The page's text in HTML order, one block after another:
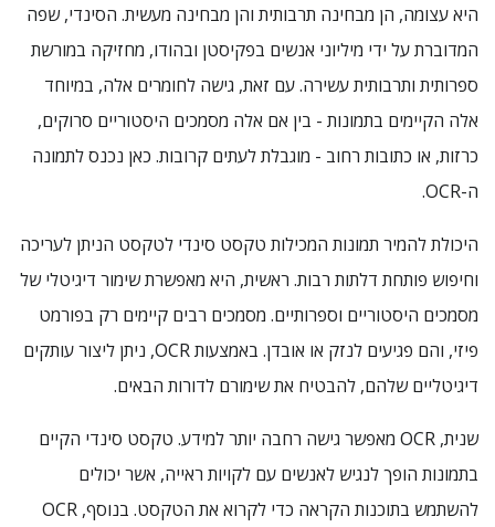
היא עצומה, הן מבחינה תרבותית והן מבחינה מעשית. הסינדי, שפה
המדוברת על ידי מיליוני אנשים בפקיסטן ובהודו, מחזיקה במורשת
ספרותית ותרבותית עשירה. עם זאת, גישה לחומרים אלה, במיוחד
אלה הקיימים בתמונות - בין אם אלה מסמכים היסטוריים סרוקים,
כרזות, או כתובות רחוב - מוגבלת לעתים קרובות. כאן נכנס לתמונה
ה-OCR.
היכולת להמיר תמונות המכילות טקסט סינדי לטקסט הניתן לעריכה
וחיפוש פותחת דלתות רבות. ראשית, היא מאפשרת שימור דיגיטלי של
מסמכים היסטוריים וספרותיים. מסמכים רבים קיימים רק בפורמט
פיזי, והם פגיעים לנזק או אובדן. באמצעות OCR, ניתן ליצור עותקים
דיגיטליים שלהם, להבטיח את שימורם לדורות הבאים.
שנית, OCR מאפשר גישה רחבה יותר למידע. טקסט סינדי הקיים
בתמונות הופך לנגיש לאנשים עם לקויות ראייה, אשר יכולים
להשתמש בתוכנות הקראה כדי לקרוא את הטקסט. בנוסף, OCR